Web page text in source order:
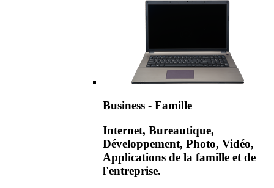
Business - Famille
Internet, Bureautique,
Développement, Photo, Vidéo,
Applications de la famille et de
l'entreprise.